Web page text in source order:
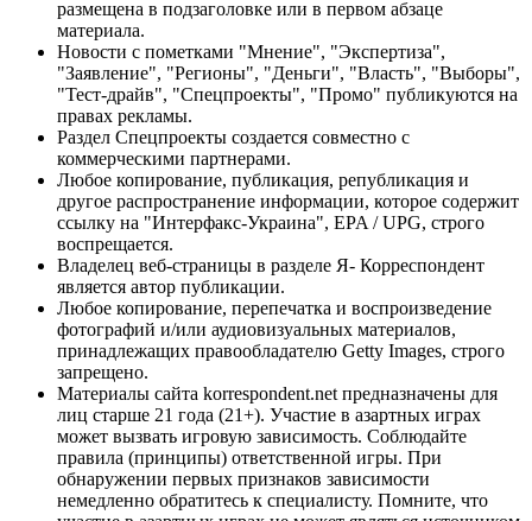
размещена в подзаголовке или в первом абзаце
материала.
Новости с пометками "Мнение", "Экспертиза",
"Заявление", "Регионы", "Деньги", "Власть", "Выборы",
"Тест-драйв", "Спецпроекты", "Промо" публикуются на
правах рекламы.
Раздел Спецпроекты создается совместно с
коммерческими партнерами.
Любое копирование, публикация, републикация и
другое распространение информации, которое содержит
ссылку на "Интерфакс-Украина", EPA / UPG, строго
воспрещается.
Владелец веб-страницы в разделе Я- Корреспондент
является автор публикации.
Любое копирование, перепечатка и воспроизведение
фотографий и/или аудиовизуальных материалов,
принадлежащих правообладателю Getty Images, строго
запрещено.
Материалы сайта korrespondent.net предназначены для
лиц старше 21 года (21+). Участие в азартных играх
может вызвать игровую зависимость. Соблюдайте
правила (принципы) ответственной игры. При
обнаружении первых признаков зависимости
немедленно обратитесь к специалисту. Помните, что